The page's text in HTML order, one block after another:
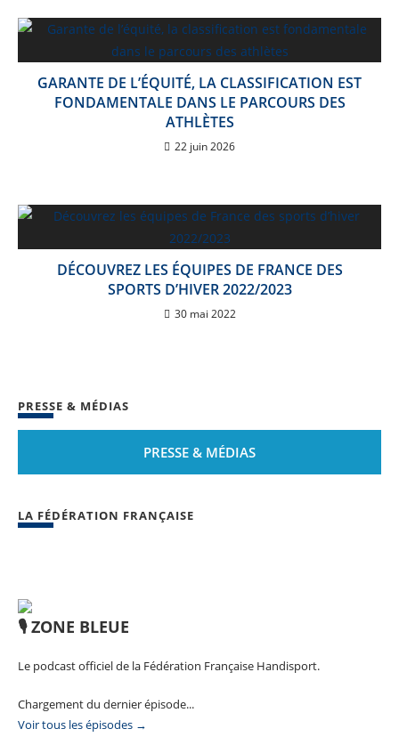
GARANTE DE L’ÉQUITÉ, LA CLASSIFICATION EST
FONDAMENTALE DANS LE PARCOURS DES
ATHLÈTES
22 juin 2026
DÉCOUVREZ LES ÉQUIPES DE FRANCE DES
SPORTS D’HIVER 2022/2023
30 mai 2022
PRESSE & MÉDIAS
PRESSE & MÉDIAS
LA FÉDÉRATION FRANÇAISE
🎙️ ZONE BLEUE
Le podcast officiel de la Fédération Française Handisport.
Chargement du dernier épisode...
Voir tous les épisodes →